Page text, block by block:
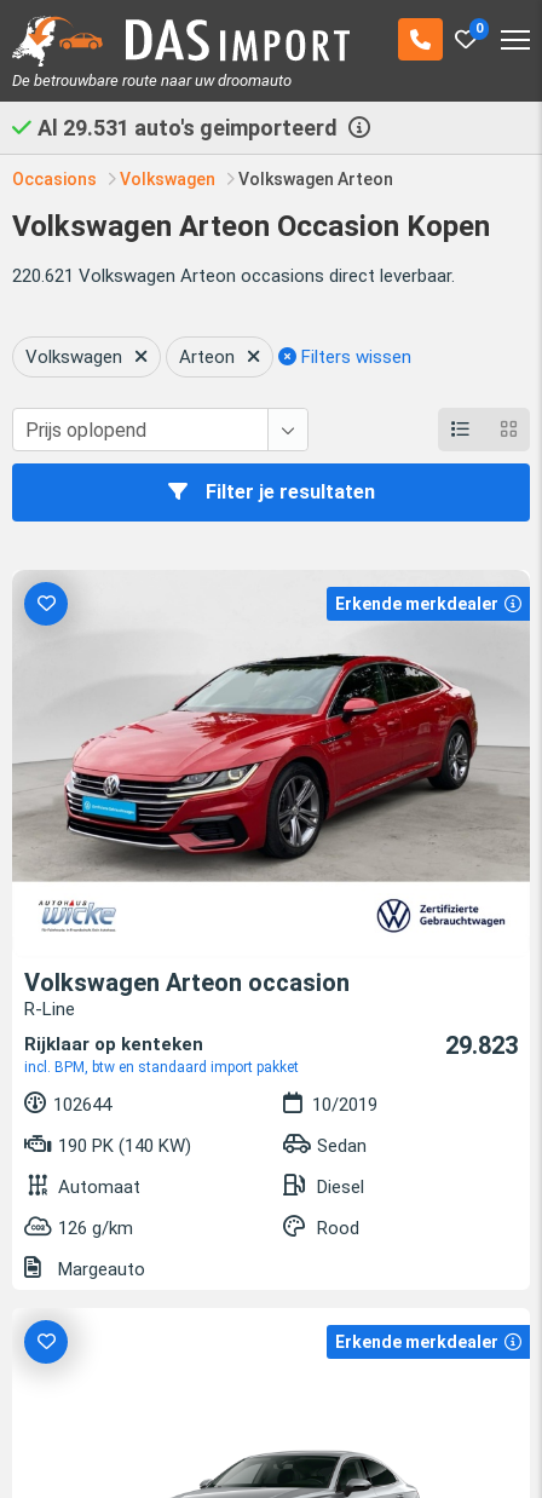
0
De betrouwbare route naar uw droomauto
Al 29.531 auto's geimporteerd
Occasions Volkswagen Volkswagen Arteon
Volkswagen Arteon Occasion Kopen
220.621 Volkswagen Arteon occasions direct leverbaar.
Volkswagen Arteon Filters wissen
Filter je resultaten
Erkende merkdealer
Volkswagen Arteon occasion
R-Line
Rijklaar op kenteken
incl. BPM, btw en standaard import pakket
29.823
102644
10/2019
190 PK (140 KW)
Sedan
Automaat
Diesel
126 g/km
Rood
Margeauto
Erkende merkdealer